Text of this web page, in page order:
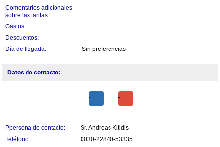
Comentarios adicionales
sobre las tarifas:
-
Gastos:
Descuentos:
Día de llegada:
Sin preferencias
Datos de contacto:
Ppersona de contacto:
Sr. Andreas Kitidis
Teléfono:
0030-22840-53335